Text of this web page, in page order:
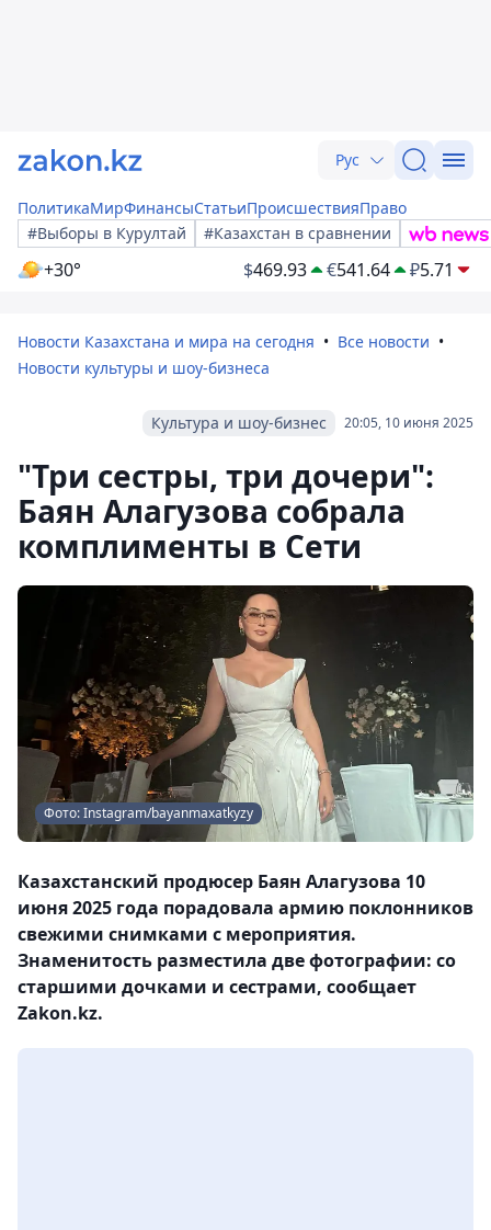
Рус
ПолитикаМирФинансыСтатьиПроисшествияПраво
#Выборы в Курултай
#Казахстан в сравнении
+30° $469.93 €541.64 ₽5.71
Новости Казахстана и мира на сегодня
Все новости
Новости культуры и шоу-бизнеса
20:05, 10 июня 2025
Культура и шоу-бизнес
"Три сестры, три дочери":
Баян Алагузова собрала
комплименты в Сети
Фото: Instagram/bayanmaxatkyzy
Казахстанский продюсер Баян Алагузова 10
июня 2025 года порадовала армию поклонников
свежими снимками с мероприятия.
Знаменитость разместила две фотографии: со
старшими дочками и сестрами, сообщает
Zakon.kz.